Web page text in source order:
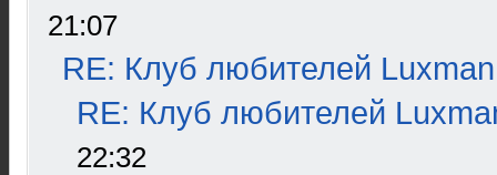
21:07
RE: Клуб любителей Luxman
RE: Клуб любителей
22:32